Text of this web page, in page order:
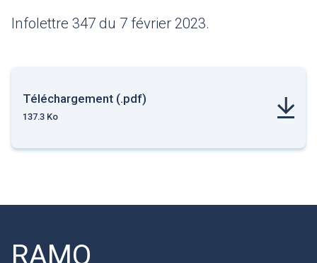
Infolettre 347 du 7 février 2023.
Téléchargement (.pdf)
137.3 Ko
RAMQ